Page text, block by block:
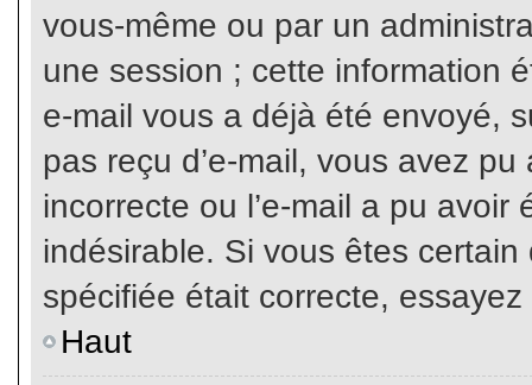
vous-même ou par un
une session ; cette information
e-mail vous a déjà été envoyé,
pas reçu d’e-mail, vous avez
incorrecte ou l’e-mail a pu
indésirable. Si vous êtes
spécifiée était correcte,
Haut